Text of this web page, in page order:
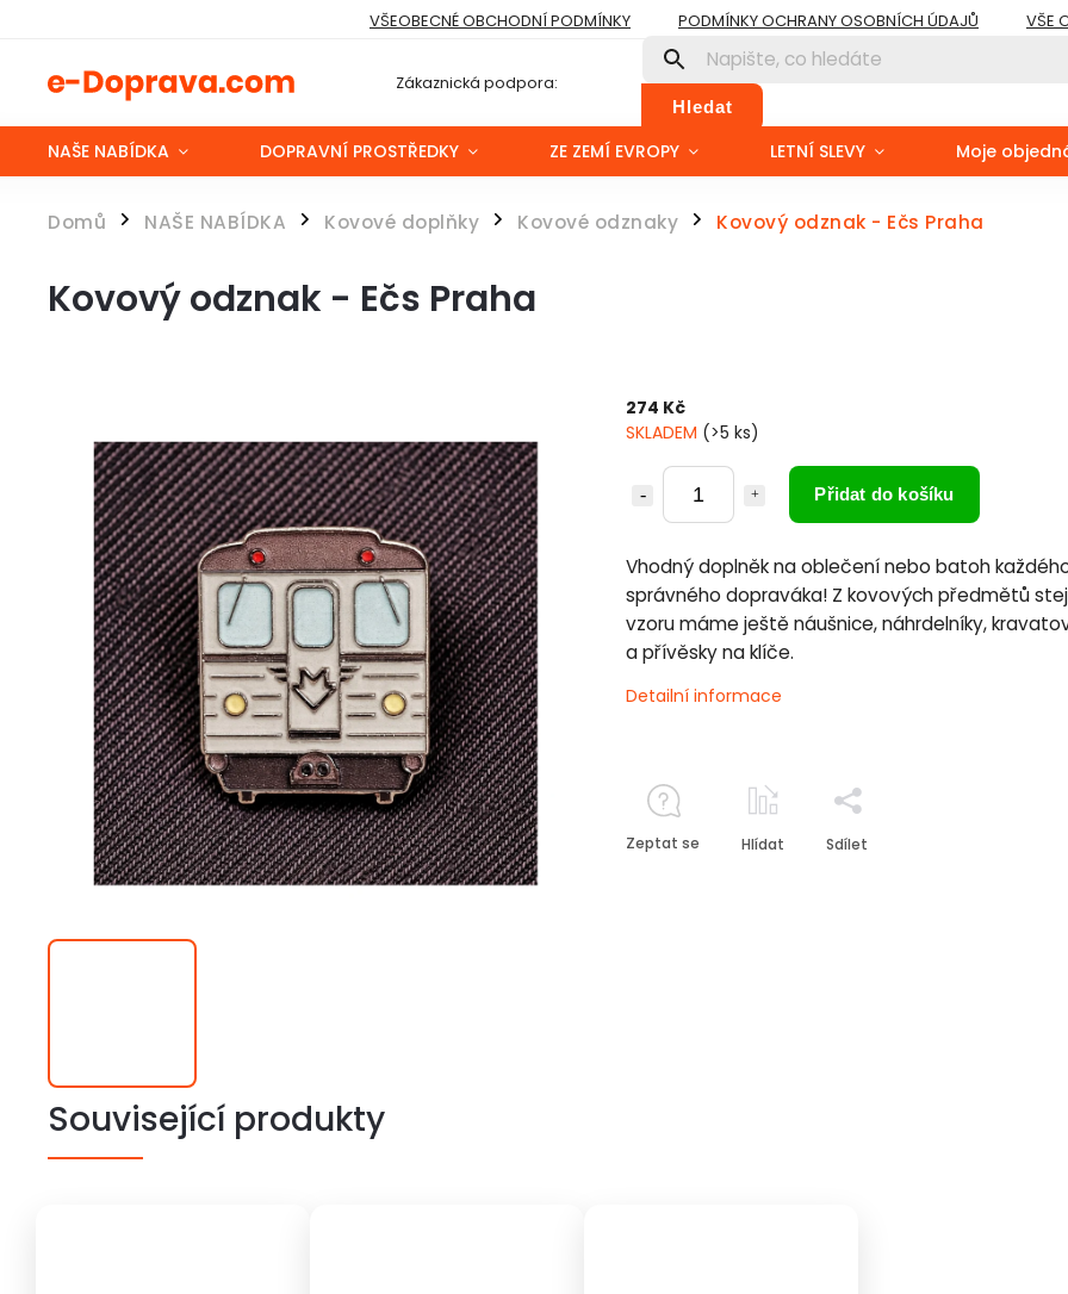
VŠEOBECNÉ OBCHODNÍ PODMÍNKY PODMÍNKY OCHRANY OSOBNÍCH ÚDAJŮ VŠE
Zákaznická podpora:
Hledat
NAŠE NABÍDKA DOPRAVNÍ PROSTŘEDKY ZE ZEMÍ EVROPY LETNÍ SLEVY Moje
Domů / NAŠE NABÍDKA / Kovové doplňky / Kovové odznaky / Kovový odznak - Ečs Praha
Kovový odznak - Ečs Praha
274 Kč
SKLADEM (>5 ks)
Přidat do košíku
Vhodný doplněk na oblečení nebo batoh
správného dopraváka! Z kovových předmětů
vzoru máme ještě náušnice, náhrdelníky,
a přívěsky na klíče.
Detailní informace
Zeptat se Hlídat Sdílet
Související produkty